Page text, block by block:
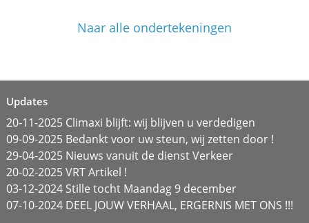
Naar alle ondertekeningen
Updates
20-11-2025 Climaxi blijft: wij blijven u verdedigen
09-09-2025 Bedankt voor uw steun, wij zetten door !
29-04-2025 Nieuws vanuit de dienst Verkeer
20-02-2025 VRT Artikel !
03-12-2024 Stille tocht Maandag 9 december
07-10-2024 DEEL JOUW VERHAAL, ERGERNIS MET ONS !!!